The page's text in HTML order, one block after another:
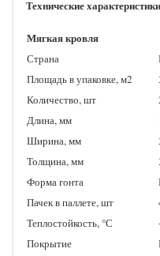
Технические
Страна
Площадь в упаковке, м2
Количество, шт
Длина, мм
Ширина, мм
Толщина, мм
Форма гонта
Пачек в паллете, шт
Теплостойкость, °С
Покрытие
Мягкая кровля